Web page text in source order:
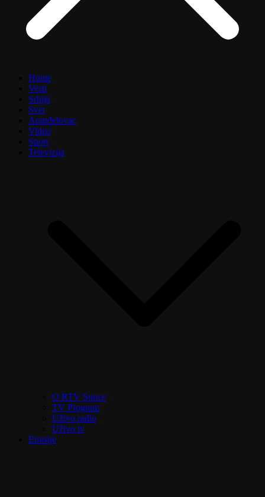
Home
Vesti
Srbija
Svet
Aranđelovac
Video
Sport
Televizija
O RTV Sunce
TV Program
Uživo radio
Uživo tv
Emisije